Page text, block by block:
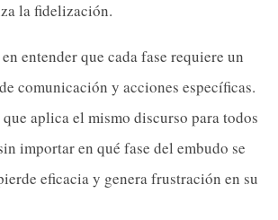
la fidelización.
entender que cada fase requiere un
comunicación y acciones específicas.
que aplica el mismo discurso para todos
importar en qué fase del embudo se
eficacia y genera frustración en su